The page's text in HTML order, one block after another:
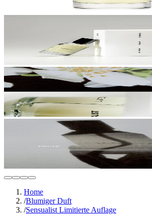
Home
/Blumiger Duft
/Sensualist Limitierte Auflage